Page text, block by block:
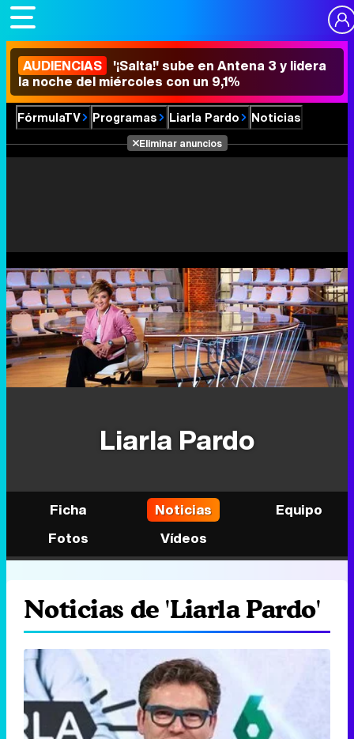
AUDIENCIAS '¡Salta!' sube en Antena 3 y lidera
la noche del miércoles con un 9,1%
FórmulaTV Programas Liarla Pardo Noticias
Eliminar anuncios
Liarla Pardo
Ficha Noticias
Equipo
Fotos
Vídeos
Noticias de 'Liarla Pardo'